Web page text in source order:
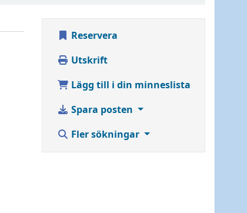
Reservera
Utskrift
Lägg till i din minneslista
Spara posten
Fler sökningar